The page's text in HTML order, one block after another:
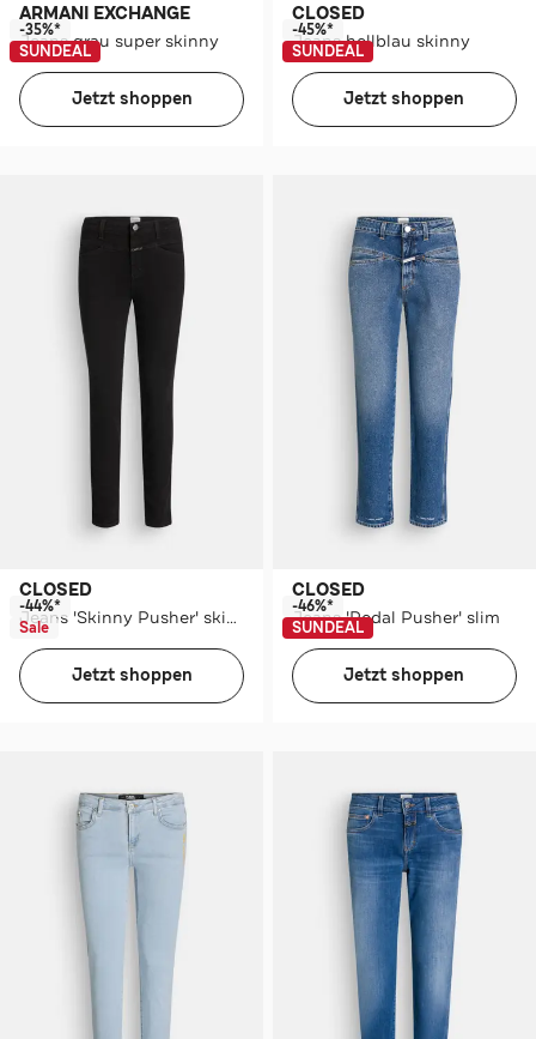
ARMANI EXCHANGE
Jeans grau super skinny
-35%*
SUNDEAL
Jetzt shoppen
CLOSED
Jeans hellblau skinny
-45%*
SUNDEAL
Jetzt shoppen
CLOSED
Jeans 'Skinny Pusher' skinny
-44%*
Sale
Jetzt shoppen
CLOSED
Jeans 'Pedal Pusher' slim
-46%*
SUNDEAL
Jetzt shoppen